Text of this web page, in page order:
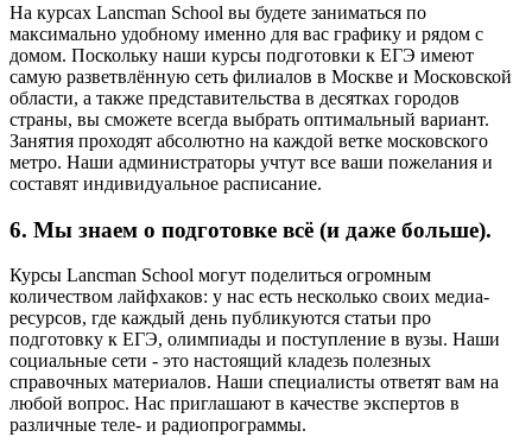
На курсах Lancman School вы будете заниматься по
максимально удобному именно для вас графику и рядом с
домом. Поскольку наши курсы подготовки к ЕГЭ имеют
самую разветвлённую сеть филиалов в Москве и Московской
области, а также представительства в десятках городов
страны, вы сможете всегда выбрать оптимальный вариант.
Занятия проходят абсолютно на каждой ветке московского
метро. Наши администраторы учтут все ваши пожелания и
составят индивидуальное расписание.
6. Мы знаем о подготовке всё (и даже больше).
Курсы Lancman School могут поделиться огромным
количеством лайфхаков: у нас есть несколько своих медиа-
ресурсов, где каждый день публикуются статьи про
подготовку к ЕГЭ, олимпиады и поступление в вузы. Наши
социальные сети - это настоящий кладезь полезных
справочных материалов. Наши специалисты ответят вам на
любой вопрос. Нас приглашают в качестве экспертов в
различные теле- и радиопрограммы.